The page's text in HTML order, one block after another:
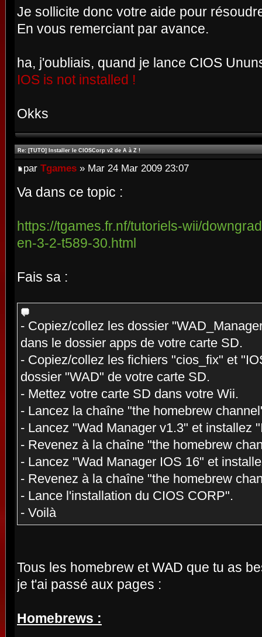
Je sollicite donc votre aide pour
En vous remerciant par avance.
ha, j'oubliais, quand je lance CIOS
IOS is not installed !
Okks
Re: [TUTO] Installer le CIOSCorp v2 de A à Z !
par Tgames » Mar 24 Mar 2009 23:07
Va dans ce topic :
https://tgames.fr.nf/tutoriels-wii/
en-3-2-t589-30.html
Fais sa :
- Copiez/collez les dossier
dans le dossier apps de votre carte SD.
- Copiez/collez les fichiers "cios_fix" et
dossier "WAD" de votre carte SD.
- Mettez votre carte SD dans votre Wii.
- Lancez la chaîne "the homebrew
- Lancez "Wad Manager v1.3" et installez
- Revenez à la chaîne "the homebrew
- Lancez "Wad Manager IOS 16" et
- Revenez à la chaîne "the homebrew
- Lance l'installation du CIOS CORP".
- Voilà
Tous les homebrew et WAD que tu as
je t'ai passé aux pages :
Homebrews :